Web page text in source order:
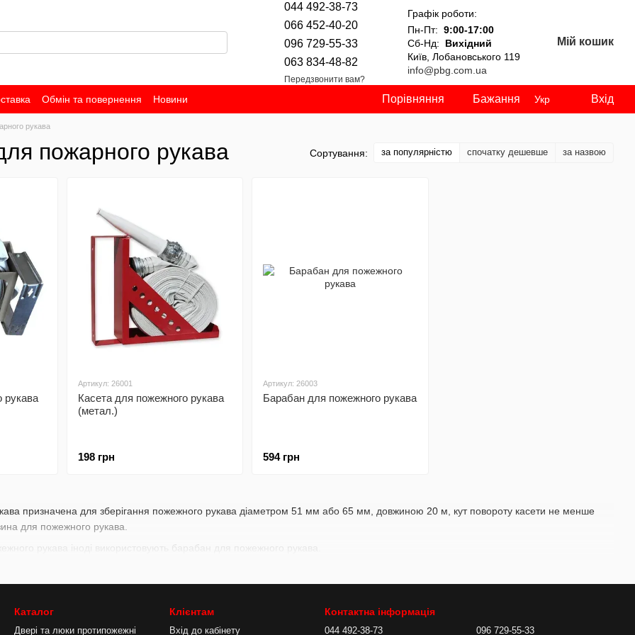
044 492-38-73
066 452-40-20
096 729-55-33
063 834-48-82
Передзвонити вам?
Графік роботи:
Пн-Пт: 9:00-17:00
Сб-Нд: Вихідний
Київ, Лобановського 119
info@pbg.com.ua
Мій кошик
Обмін та повернення Новини Порівняння Бажання Укр Вхід
рукава
пожарного рукава Сортування: за популярністю спочатку дешевше за назвою
призначена для зберігання пожежного рукава діаметром 51 мм або 65 мм, довжиною 20 м, кут повороту касети не менше
для пожежного рукава.
рукава іноді використовують барабан для пожежного рукава.
рукава
Артикул: 26001
Касета для пожежного рукава
(метал.)
198 грн
Артикул: 26003
Барабан для пожежного рукава
594 грн
Каталог
Двері та люки протипожежні
Клієнтам
Вхід до кабінету
Контактна інформація
044 492-38-73 096 729-55-33